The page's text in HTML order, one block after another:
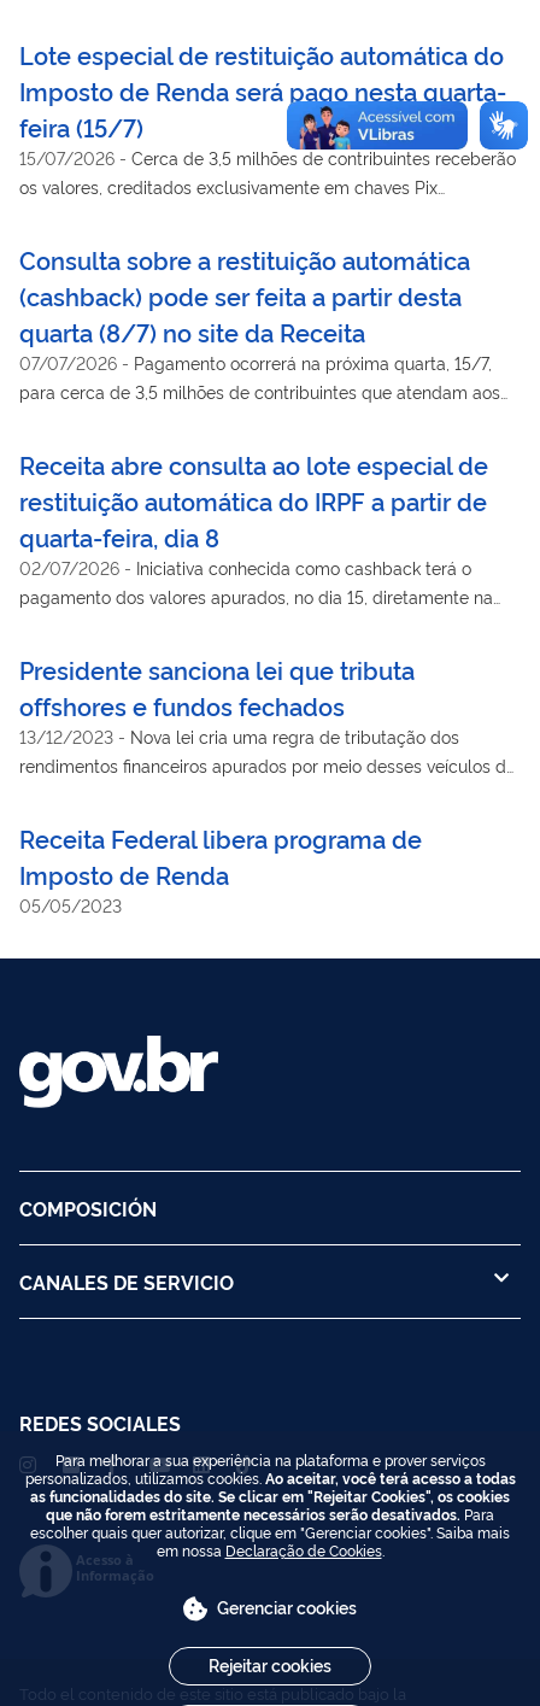
Lote especial de restituição automática do
Imposto de Renda será pago nesta quarta-
feira (15/7)
15/07/2026 - Cerca de 3,5 milhões de contribuintes receberão
os valores, creditados exclusivamente em chaves Pix
Consulta sobre a restituição automática
(cashback) pode ser feita a partir desta
quarta (8/7) no site da Receita
07/07/2026 - Pagamento ocorrerá na próxima quarta, 15/7,
para cerca de 3,5 milhões de contribuintes que atendam aos
Receita abre consulta ao lote especial de
restituição automática do IRPF a partir de
quarta-feira, dia 8
02/07/2026 - Iniciativa conhecida como cashback terá o
pagamento dos valores apurados, no dia 15, diretamente na
Presidente sanciona lei que tributa
offshores e fundos fechados
13/12/2023 - Nova lei cria uma regra de tributação dos
rendimentos financeiros apurados por meio desses veículos de
Receita Federal libera programa de
Imposto de Renda
05/05/2023
COMPOSICIÓN
CANALES DE SERVICIO
REDES SOCIALES
Acesso à
Informação
Todo el contenido de este sitio está publicado bajo la
Para melhorar a sua experiência na plataforma e prover serviços
personalizados, utilizamos cookies. Ao aceitar, você terá acesso a todas
as funcionalidades do site. Se clicar em "Rejeitar Cookies", os cookies
que não forem estritamente necessários serão desativados. Para
escolher quais quer autorizar, clique em "Gerenciar cookies". Saiba mais
em nossa Declaração de Cookies.
Gerenciar cookies
Rejeitar cookies